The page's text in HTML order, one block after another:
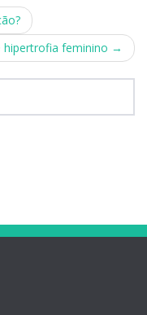
hipertrofia feminino →